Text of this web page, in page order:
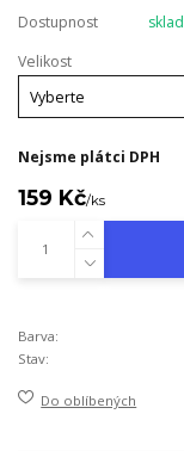
Dostupnost
Velikost
Nejsme plátci DPH
159 Kč/ks
Barva:
Stav:
Do oblíbených